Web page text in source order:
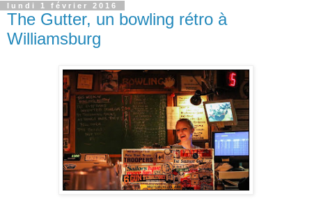
lundi 1 février 2016
The Gutter, un bowling rétro à
Williamsburg